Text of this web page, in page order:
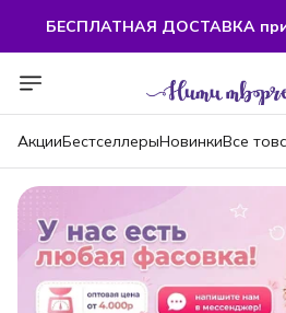
БЕСПЛАТНАЯ ДОСТАВКА при
БЕСПЛАТНАЯ ДОСТАВКА при
АкцииБестселлерыНовинкиВсе